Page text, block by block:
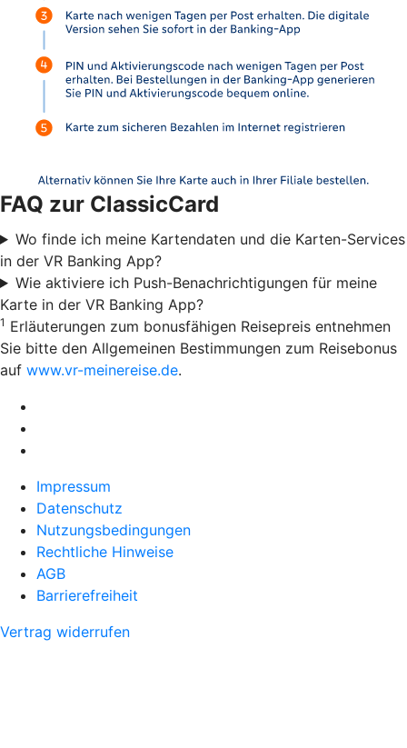
FAQ zur ClassicCard
Wo finde ich meine Kartendaten und die Karten-Services
in der VR Banking App?
Wie aktiviere ich Push-Benachrichtigungen für meine
Karte in der VR Banking App?
1 Erläuterungen zum bonusfähigen Reisepreis entnehmen
Sie bitte den Allgemeinen Bestimmungen zum Reisebonus
auf www.vr-meinereise.de.
Impressum
Datenschutz
Nutzungsbedingungen
Rechtliche Hinweise
AGB
Barrierefreiheit
Vertrag widerrufen